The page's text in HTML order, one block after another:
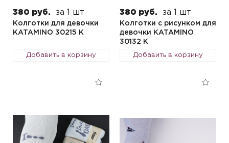
380 руб. за 1 шт
Колготки для девочки
KATAMINO 30215 K
Добавить в корзину
380 руб. за 1 шт
Колготки с рисунком для
девочки KATAMINO
30132 K
Добавить в корзину